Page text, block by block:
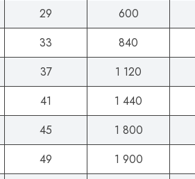
29 600
33 840
37 1 120
41 1 440
45 1 800
49 1 900